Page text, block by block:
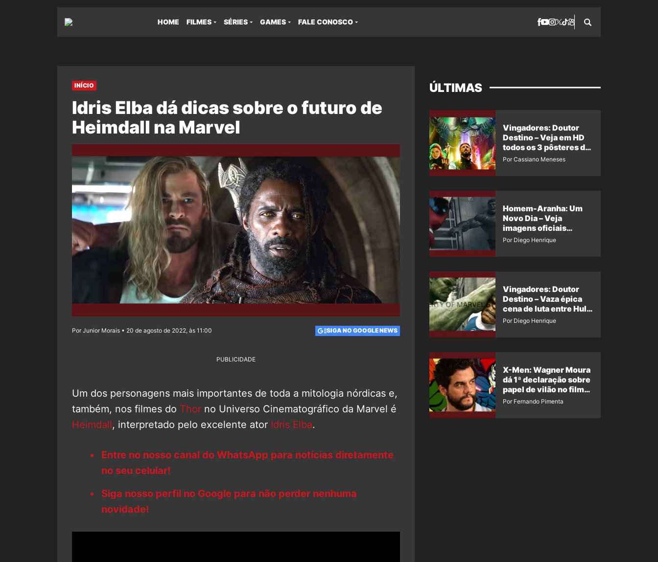
HOME FILMES SÉRIES GAMES FALE CONOSCO
INÍCIO
Idris Elba dá dicas sobre o futuro de
Heimdall na Marvel
Por Junior Morais • 20 de agosto de 2022, às 11:00 SIGA NO GOOGLE NEWS
PUBLICIDADE
Um dos personagens mais importantes de toda a mitologia nórdicas e,
também, nos filmes do Thor no Universo Cinematográfico da Marvel é
Heimdall, interpretado pelo excelente ator Idris Elba.
Entre no nosso canal do WhatsApp para notícias diretamente
no seu celular!
Siga nosso perfil no Google para não perder nenhuma
novidade!
ÚLTIMAS
Vingadores: Doutor
Destino – Veja em HD
todos os 3 pôsteres de
‘Doomsday’ + 1 imagem
Por Cassiano Meneses
Homem-Aranha: Um
Novo Dia – Veja
imagens oficiais
descartadas do Hulk
Por Diego Henrique
Vingadores: Doutor
Destino – Vaza épica
cena de luta entre Hulk
e o Coisa
Por Diego Henrique
X-Men: Wagner Moura
dá 1ª declaração sobre
papel de vilão no filme
da Marvel
Por Fernando Pimenta